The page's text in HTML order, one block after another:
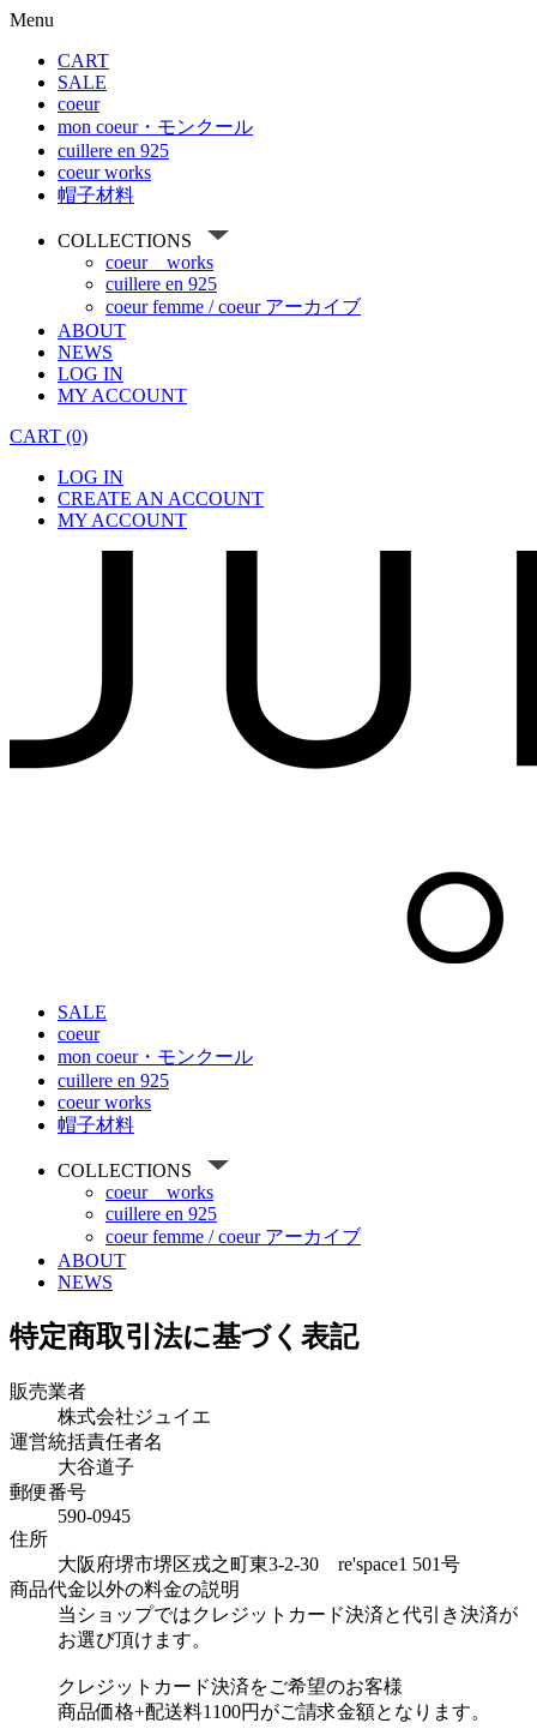
Menu
CART
SALE
coeur
mon coeur・モンクール
cuillere en 925
coeur works
帽子材料
COLLECTIONS
coeur works
cuillere en 925
coeur femme / coeur アーカイブ
ABOUT
NEWS
LOG IN
MY ACCOUNT
CART (0)
LOG IN
CREATE AN ACCOUNT
MY ACCOUNT
SALE
coeur
mon coeur・モンクール
cuillere en 925
coeur works
帽子材料
COLLECTIONS
coeur works
cuillere en 925
coeur femme / coeur アーカイブ
ABOUT
NEWS
特定商取引法に基づく表記
販売業者
株式会社ジュイエ
運営統括責任者名
大谷道子
郵便番号
590-0945
住所
大阪府堺市堺区戎之町東3-2-30 re'space1 501号
商品代金以外の料金の説明
当ショップではクレジットカード決済と代引き決済が
お選び頂けます。
クレジットカード決済をご希望のお客様
商品価格+配送料1100円がご請求金額となります。